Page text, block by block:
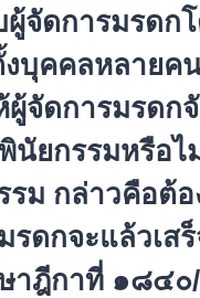
ผู้จัดการมรดก
บุคคลหลายค
ผู้จัดการมรดก
นัยกรรมหรือไ
รม กล่าวคือต้
รดกจะแล้วเส
าฎีกาที่ ๑๘๔